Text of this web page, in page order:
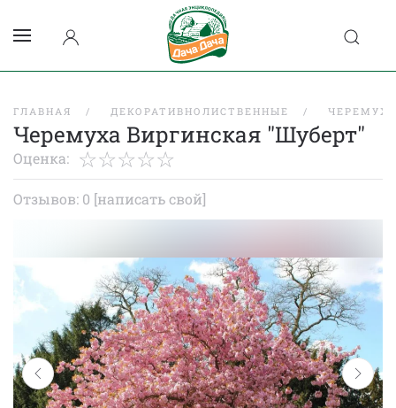
ГЛАВНАЯ ДЕКОРАТИВНОЛИСТВЕННЫЕ
Черемуха Виргинская "Шуберт"
Оценка:
Отзывов: 0 [написать свой]